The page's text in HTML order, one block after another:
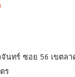
นทร์ ซอย 56 เขตลา
ร